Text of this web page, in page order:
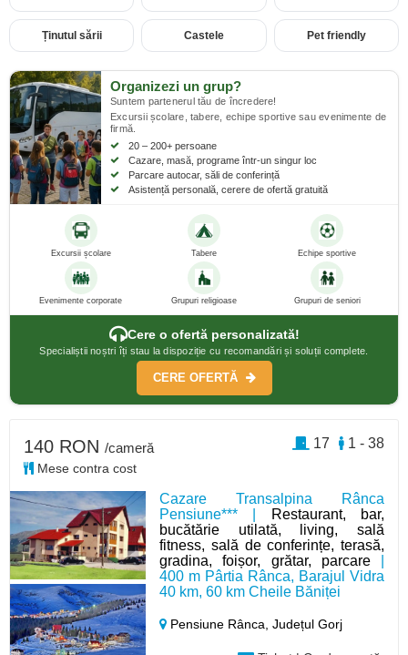
Ținutul sării Castele Pet friendly
Organizezi un grup?
Suntem partenerul tău de încredere!
Excursii școlare, tabere, echipe sportive sau evenimente de
firmă.
20 – 200+ persoane
Cazare, masă, programe într-un singur loc
Parcare autocar, săli de conferință
Asistență personală, cerere de ofertă gratuită
Excursii școlare Tabere Echipe sportive
Evenimente corporate Grupuri religioase Grupuri de seniori
Cere o ofertă personalizată!
Specialiștii noștri îți stau la dispoziție cu recomandări și soluții complete.
CERE OFERTĂ
Cazare Transalpina Rânca
Pensiune*** |
Restaurant, bar,
bucătărie utilată, living, sală
fitness, sală de conferințe, terasă,
gradina, foișor, grătar, parcare|
400 m Pârtia Rânca, Barajul Vidra
40 km, 60 km Cheile Băniței
Pensiune Rânca,Județul Gorj
140 RON /cameră
Mese contra cost
1 - 38
17